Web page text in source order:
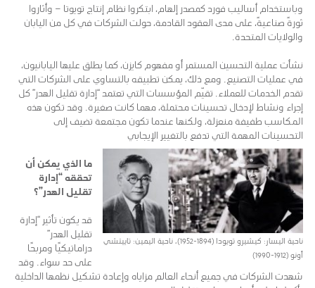
وباستخدام أساليب فورد كمصدر إلهام، ابتكروا نظام إنتاج تويوتا – وأثاروا
ثورةً صناعيةً، على مدى العقود القادمة، حولت الشركات في كل من اليابان
والولايات المتحدة.
نشأت عملية التحسين المستمر أو مفهوم كايزن، كما يطلق عليها اليابانيون،
في عمليات التصنيع. ومع ذلك، يمكن تطبيقه بالتساوي على الشركات التي
تقدم الخدمات للعملاء. تقيّم المؤسسات التي تعتمد “إدارة تقليل الهدر” كل
إجراء ونشاط لإدخال تحسينات محتملة، مهما كانت صغيرة. وقد تكون هذه
المكاسب طفيفة منعزلة، ولكنها عندما تكون مجتمعة تضيف إلى
التحسينات المهمة التي تدفع بالتغيير الإيجابي
ناحية اليسار: كيشيرو تويودا (1894-1952)، ناحية اليمين: تاييتشي
أونو (1912-1990)
ما الذي يمكن أن
تحققه “إدارة
تقليل الهدر”؟
قد يكون تأثير “إدارة
تقليل الهدر”
دراماتيكيًا ومربحًا
على حد سواء. وقد
شهدت الشركات في جميع أنحاء العالم مزاياه وإعادة تشكيل نظمها الداخلية